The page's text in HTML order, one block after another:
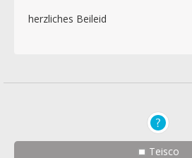
herzliches Beileid
Teisco